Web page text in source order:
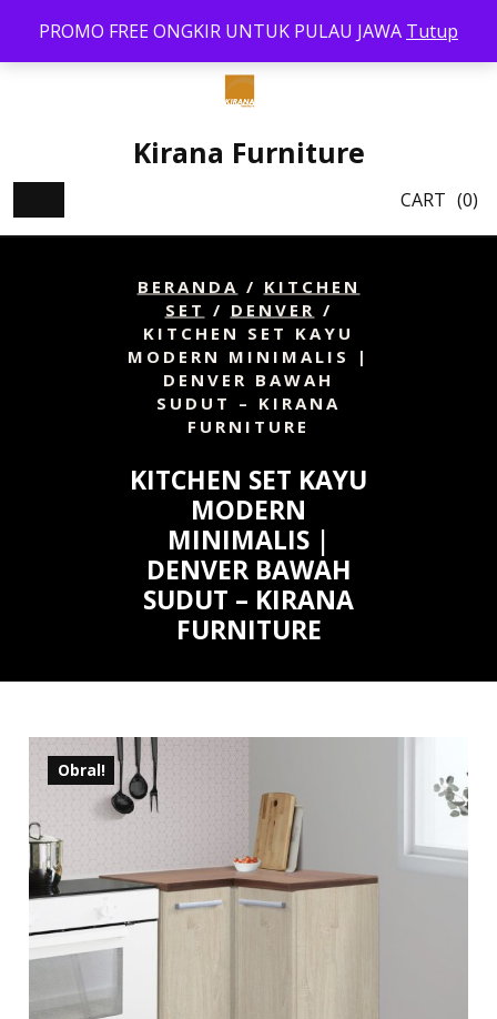
PROMO FREE ONGKIR UNTUK PULAU JAWA Tutup
content
Kirana Furniture
CART (0)
BERANDA / KITCHEN
SET / DENVER /
KITCHEN SET KAYU
MODERN MINIMALIS |
DENVER BAWAH
SUDUT – KIRANA
FURNITURE
KITCHEN SET KAYU
MODERN
MINIMALIS |
DENVER BAWAH
SUDUT – KIRANA
FURNITURE
Obral!